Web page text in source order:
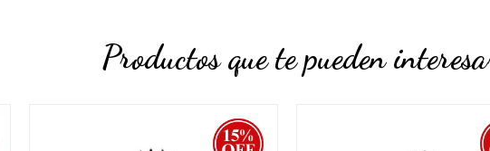
Productos que te pueden